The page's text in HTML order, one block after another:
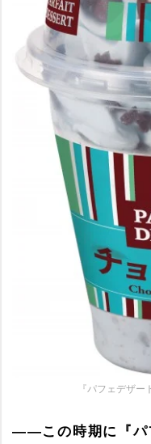
『パフェデザー
――この時期に『パ